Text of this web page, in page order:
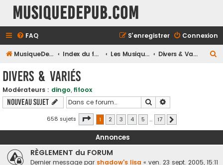
MusiqueDePub.com
FAQ Connexion
S’enregistrer
MusiqueDePub.com Index du forum Les Musiques Diverses Divers & Variés
c
h
Divers & Variés
Modérateurs : dingo, fifoox
Nouveau sujet Rechercher
658 sujets Page 1sur17
1 2 3 4 5 … 17
Annonces
RÈGLEMENT du FORUM
Dernier message par shadow's lisa « ven. 23 sept. 2005, 15:11